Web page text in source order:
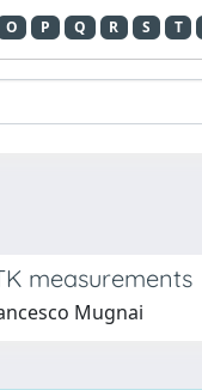
O P Q R S T
measurements
Mugnai